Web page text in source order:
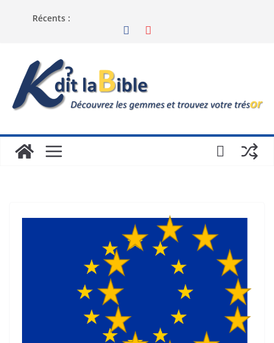
Récents :